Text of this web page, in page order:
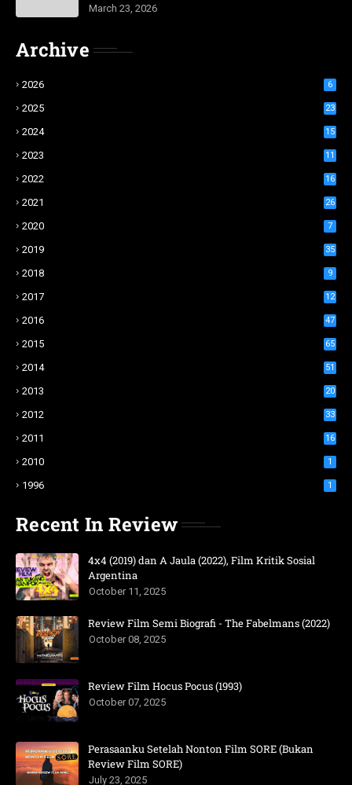
March 23, 2026
Archive
2026 6
2025 23
2024 15
2023 11
2022 16
2021 26
2020 7
2019 35
2018 9
2017 12
2016 47
2015 65
2014 51
2013 20
2012 33
2011 16
2010 1
1996 1
Recent In Review
4x4 (2019) dan A Jaula (2022), Film Kritik Sosial
Argentina
October 11, 2025
Review Film Semi Biografi - The Fabelmans (2022)
October 08, 2025
Review Film Hocus Pocus (1993)
October 07, 2025
Perasaanku Setelah Nonton Film SORE (Bukan
Review Film SORE)
July 23, 2025